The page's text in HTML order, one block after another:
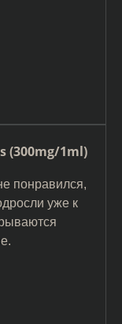
(300mg/1ml)
понравился,
уже к